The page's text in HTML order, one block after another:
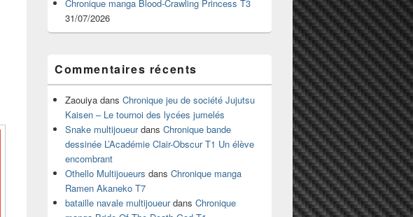
Chronique manga Blood-Crawling Princess T3
31/07/2026
Commentaires récents
Zaouiya dans Chronique jeu de société Jujutsu
Kaisen – Le tournoi des lycées jumelés
Snake multijoueurdans Chronique bande
dessinée L’Académie Clair-Obscur T1 Un élève
encombrant
Othello Multijoueurs dans Chronique manga
Ramen Akaneko T7
bataille navale multijoueurdans Chronique